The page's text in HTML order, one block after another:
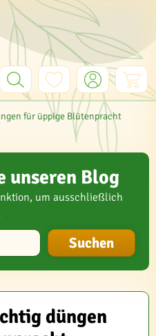
für üppige Blütenpracht
unseren Blog
um ausschließlich
düngen